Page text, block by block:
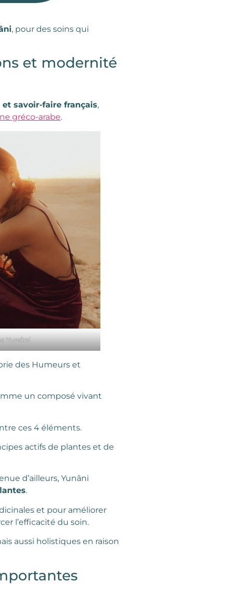
, pour des soins qui
et modernité
savoir-faire français,
gréco-arabe.
Yunâni
des Humeurs et
un composé vivant
ces 4 éléments.
actifs de plantes et de
d’ailleurs, Yunâni
.
et pour améliorer
l’efficacité du soin.
aussi holistiques en raison